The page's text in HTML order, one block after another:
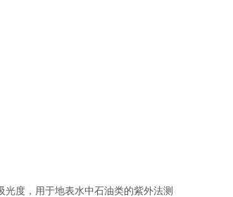
度，用于地表水中石油类的紫外法测